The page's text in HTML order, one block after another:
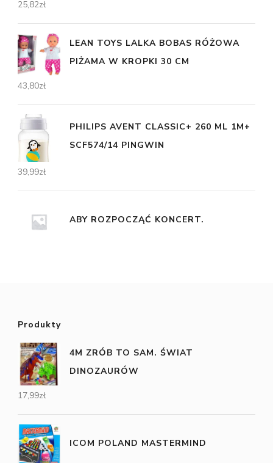
25,82zł
LEAN TOYS LALKA BOBAS RÓŻOWA
PIŻAMA W KROPKI 30 CM
43,80zł
PHILIPS AVENT CLASSIC+ 260 ML 1M+
SCF574/14 PINGWIN
39,99zł
ABY ROZPOCZĄĆ KONCERT.
Produkty
4M ZRÓB TO SAM. ŚWIAT
DINOZAURÓW
17,99zł
ICOM POLAND MASTERMIND